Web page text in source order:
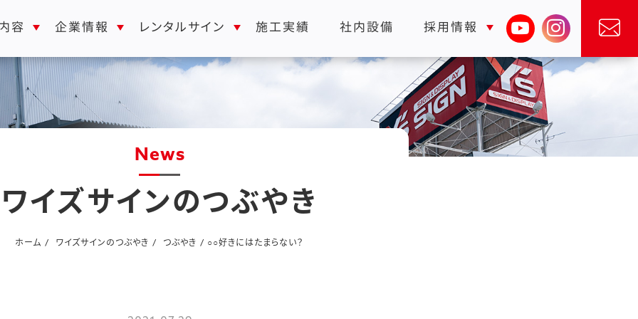
容 企業情報 レンタルサイン 施工実績 社内設備 採用情報
news
ワイズサインのつぶやき
ホーム ワイズサインのつぶやき つぶやき ○○好きにはたまらない？